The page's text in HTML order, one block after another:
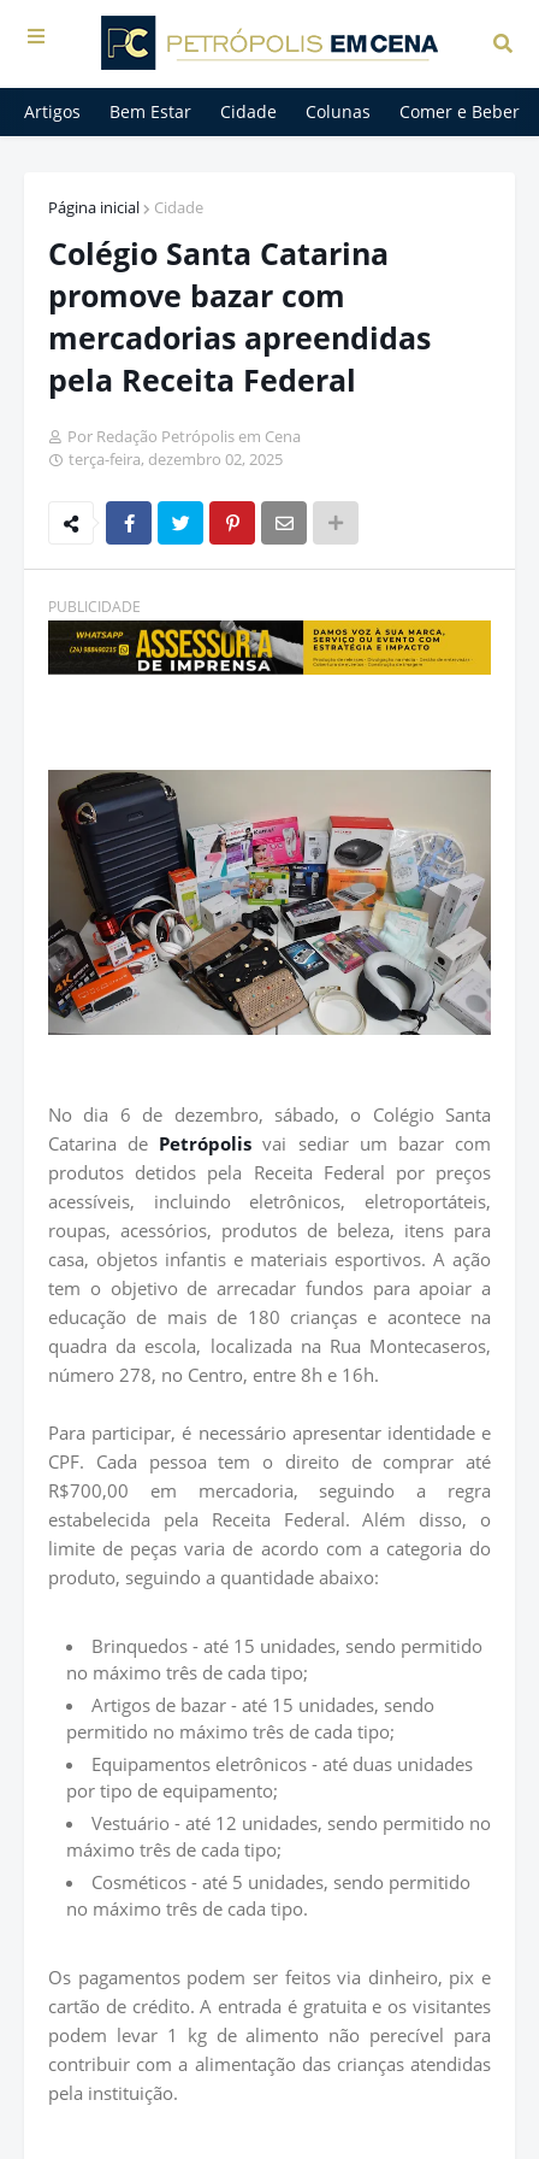
Artigos Bem Estar Cidade Colunas Comer e Beber
Página inicial Cidade
Colégio Santa Catarina
promove bazar com
mercadorias apreendidas
pela Receita Federal
Por Redação Petrópolis em Cena
terça-feira, dezembro 02, 2025
PUBLICIDADE
No dia 6 de dezembro, sábado, o Colégio Santa
Catarina de Petrópolis vai sediar um bazar com
produtos detidos pela Receita Federal por preços
acessíveis, incluindo eletrônicos, eletroportáteis,
roupas, acessórios, produtos de beleza, itens para
casa, objetos infantis e materiais esportivos. A ação
tem o objetivo de arrecadar fundos para apoiar a
educação de mais de 180 crianças e acontece na
quadra da escola, localizada na Rua Montecaseros,
número 278, no Centro, entre 8h e 16h.
Para participar, é necessário apresentar identidade e
CPF. Cada pessoa tem o direito de comprar até
R$700,00 em mercadoria, seguindo a regra
estabelecida pela Receita Federal. Além disso, o
limite de peças varia de acordo com a categoria do
produto, seguindo a quantidade abaixo:
Brinquedos - até 15 unidades, sendo permitido
no máximo três de cada tipo;
Artigos de bazar - até 15 unidades, sendo
permitido no máximo três de cada tipo;
Equipamentos eletrônicos - até duas unidades
por tipo de equipamento;
Vestuário - até 12 unidades, sendo permitido no
máximo três de cada tipo;
Cosméticos - até 5 unidades, sendo permitido
no máximo três de cada tipo.
Os pagamentos podem ser feitos via dinheiro, pix e
cartão de crédito. A entrada é gratuita e os visitantes
podem levar 1 kg de alimento não perecível para
contribuir com a alimentação das crianças atendidas
pela instituição.